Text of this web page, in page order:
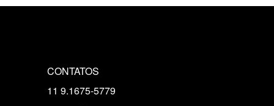
CONTATOS
11 9.1675-5779